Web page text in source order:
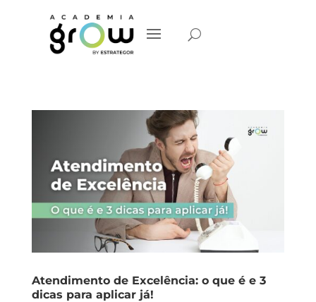
Atendimento de Excelência: o que é e 3
dicas para aplicar já!